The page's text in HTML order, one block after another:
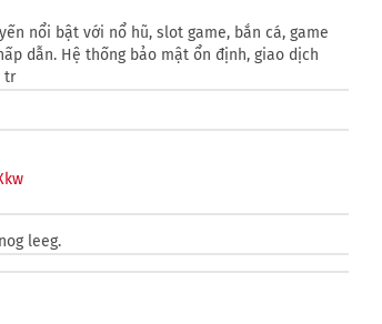
nổi bật với nổ hũ, slot game, bắn cá, game
dẫn. Hệ thống bảo mật ổn định, giao dịch
tr
leeg.